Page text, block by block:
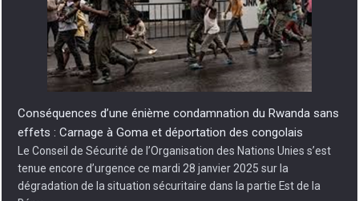
Conséquences d’une énième condamnation du Rwanda sans
effets : Carnage à Goma et déportation des congolais
Le Conseil de Sécurité de l’Organisation des Nations Unies s’est
tenue encore d’urgence ce mardi 28 janvier 2025 sur la
dégradation de la situation sécuritaire dans la partie Est de la